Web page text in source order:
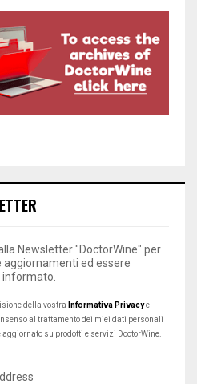
Newsletter "DoctorWine" per
aggiornamenti ed essere
della vostra Informativa Privacye
al trattamento dei miei dati personali
aggiornato su prodotti e servizi DoctorWine.